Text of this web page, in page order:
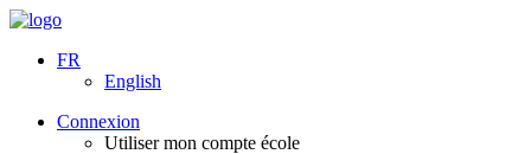
FR
English
Connexion
Utiliser mon compte école